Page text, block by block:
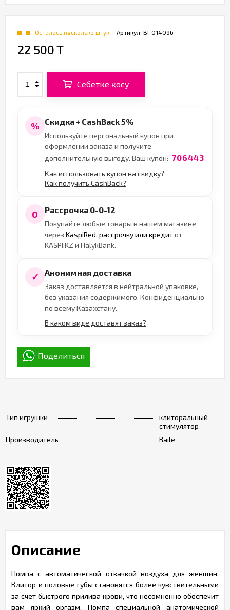
Тип игрушки
клиторальный
стимулятор
Производитель
Baile
Артикул: BI-014096
Осталось несколько штук
22 500 T
Себетке қосу
% Скидка + CashBack 5%
Используйте персональный купон при
оформлении заказа и получите
дополнительную выгоду. Ваш купон: 706443
Как использовать купон на скидку?
Как получить CashBack?
0 Рассрочка 0-0-12
Покупайте любые товары в нашем магазине
через KaspiRed, рассрочку или кредитот
KASPI.KZ и HalykBank.
✓ Анонимная доставка
Заказ доставляется в нейтральной упаковке,
без указания содержимого. Конфиденциально
по всему Казахстану.
В каком виде доставят заказ?
Поделиться
Описание
Помпа с автоматической откачкой воздуха для женщин.
Клитор и половые губы становятся более чувствительными
за счет быстрого прилива крови, что несомненно обеспечит
вам яркий оргазм. Помпа специальной анатомической